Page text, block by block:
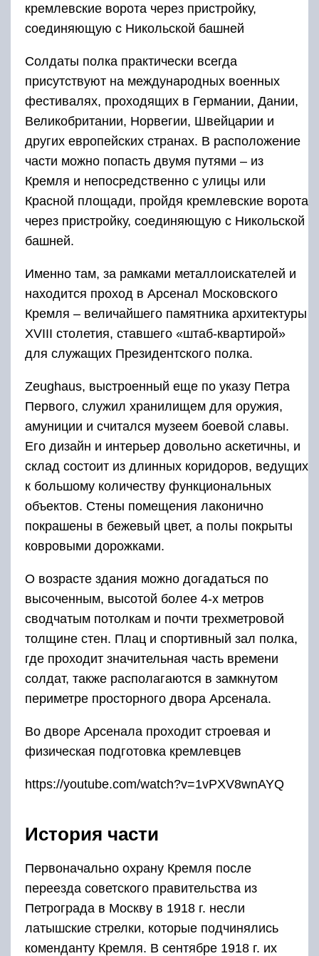
кремлевские ворота через пристройку,
соединяющую с Никольской башней
Солдаты полка практически всегда
присутствуют на международных военных
фестивалях, проходящих в Германии, Дании,
Великобритании, Норвегии, Швейцарии и
других европейских странах. В расположение
части можно попасть двумя путями – из
Кремля и непосредственно с улицы или
Красной площади, пройдя кремлевские ворота
через пристройку, соединяющую с Никольской
башней.
Именно там, за рамками металлоискателей и
находится проход в Арсенал Московского
Кремля – величайшего памятника архитектуры
XVIII столетия, ставшего «штаб-квартирой»
для служащих Президентского полка.
Zeughaus, выстроенный еще по указу Петра
Первого, служил хранилищем для оружия,
амуниции и считался музеем боевой славы.
Его дизайн и интерьер довольно аскетичны, и
склад состоит из длинных коридоров, ведущих
к большому количеству функциональных
объектов. Стены помещения лаконично
покрашены в бежевый цвет, а полы покрыты
ковровыми дорожками.
О возрасте здания можно догадаться по
высоченным, высотой более 4-х метров
сводчатым потолкам и почти трехметровой
толщине стен. Плац и спортивный зал полка,
где проходит значительная часть времени
солдат, также располагаются в замкнутом
периметре просторного двора Арсенала.
Во дворе Арсенала проходит строевая и
физическая подготовка кремлевцев
https://youtube.com/watch?v=1vPXV8wnAYQ
История части
Первоначально охрану Кремля после
переезда советского правительства из
Петрограда в Москву в 1918 г. несли
латышские стрелки, которые подчинялись
коменданту Кремля. В сентябре 1918 г. их